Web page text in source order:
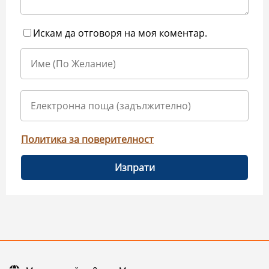
Искам да отговоря на моя коментар.
Политика за поверителност
Изпрати